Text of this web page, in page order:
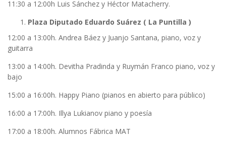
11:30 a 12:00h Luis Sánchez y Héctor Matacherry.
Plaza Diputado Eduardo Suárez ( La Puntilla )
12:00 a 13:00h. Andrea Báez y Juanjo Santana, piano, voz y
guitarra
13:00 a 14:00h. Devitha Pradinda y Ruymán Franco piano, voz y
bajo
15:00 a 16:00h. Happy Piano (pianos en abierto para público)
16:00 a 17:00h. Illya Lukianov piano y poesía
17:00 a 18:00h. Alumnos Fábrica MAT